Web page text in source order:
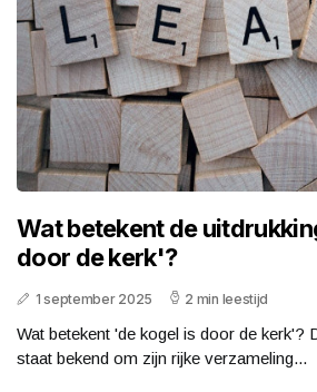
Wat betekent de
door de kerk'?
1 september 2025 2 min leestijd
Wat betekent 'de kogel is door de kerk'?
staat bekend om zijn rijke verzameling...